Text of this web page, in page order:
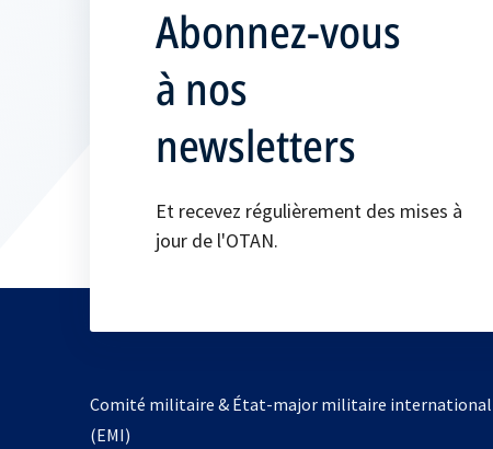
Abonnez-vous
à nos
newsletters
Et recevez régulièrement des mises à
jour de l'OTAN.
Comité militaire & État-major militaire international
(EMI)